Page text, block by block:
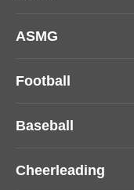
ASMG
Football
Baseball
Cheerleading